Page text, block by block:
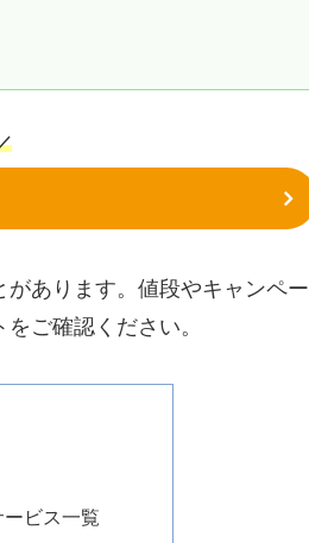
あります。値段やキャンペー
ご確認ください。
ビス一覧